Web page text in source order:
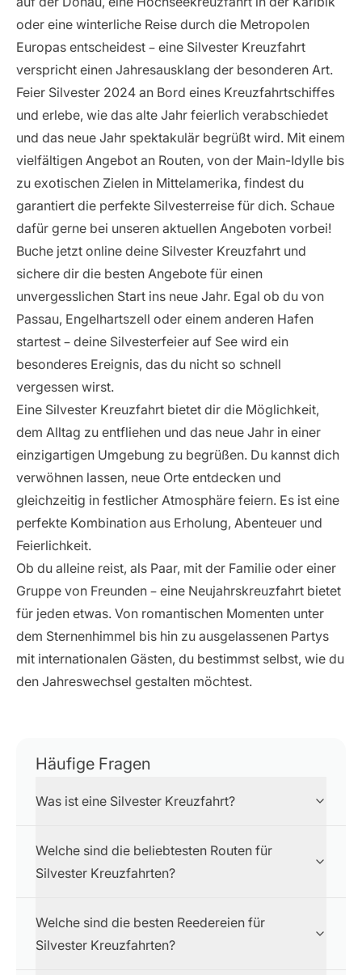
oder eine winterliche Reise durch die Metropolen
Europas entscheidest – eine Silvester Kreuzfahrt
verspricht einen Jahresausklang der besonderen Art.
Feier Silvester 2024 an Bord eines Kreuzfahrtschiffes
und erlebe, wie das alte Jahr feierlich verabschiedet
und das neue Jahr spektakulär begrüßt wird. Mit einem
vielfältigen Angebot an Routen, von der Main-Idylle bis
zu exotischen Zielen in Mittelamerika, findest du
garantiert die perfekte Silvesterreise für dich. Schaue
dafür gerne bei unseren aktuellen Angeboten vorbei!
Buche jetzt online deine Silvester Kreuzfahrt und
sichere dir die besten Angebote für einen
unvergesslichen Start ins neue Jahr. Egal ob du von
Passau, Engelhartszell oder einem anderen Hafen
startest – deine Silvesterfeier auf See wird ein
besonderes Ereignis, das du nicht so schnell
vergessen wirst.
Eine Silvester Kreuzfahrt bietet dir die Möglichkeit,
dem Alltag zu entfliehen und das neue Jahr in einer
einzigartigen Umgebung zu begrüßen. Du kannst dich
verwöhnen lassen, neue Orte entdecken und
gleichzeitig in festlicher Atmosphäre feiern. Es ist eine
perfekte Kombination aus Erholung, Abenteuer und
Feierlichkeit.
Ob du alleine reist, als Paar, mit der Familie oder einer
Gruppe von Freunden – eine Neujahrskreuzfahrt bietet
für jeden etwas. Von romantischen Momenten unter
dem Sternenhimmel bis hin zu ausgelassenen Partys
mit internationalen Gästen, du bestimmst selbst, wie du
den Jahreswechsel gestalten möchtest.
Häufige Fragen
Was ist eine Silvester Kreuzfahrt?
Welche sind die beliebtesten Routen für
Silvester Kreuzfahrten?
Welche sind die besten Reedereien für
Silvester Kreuzfahrten?